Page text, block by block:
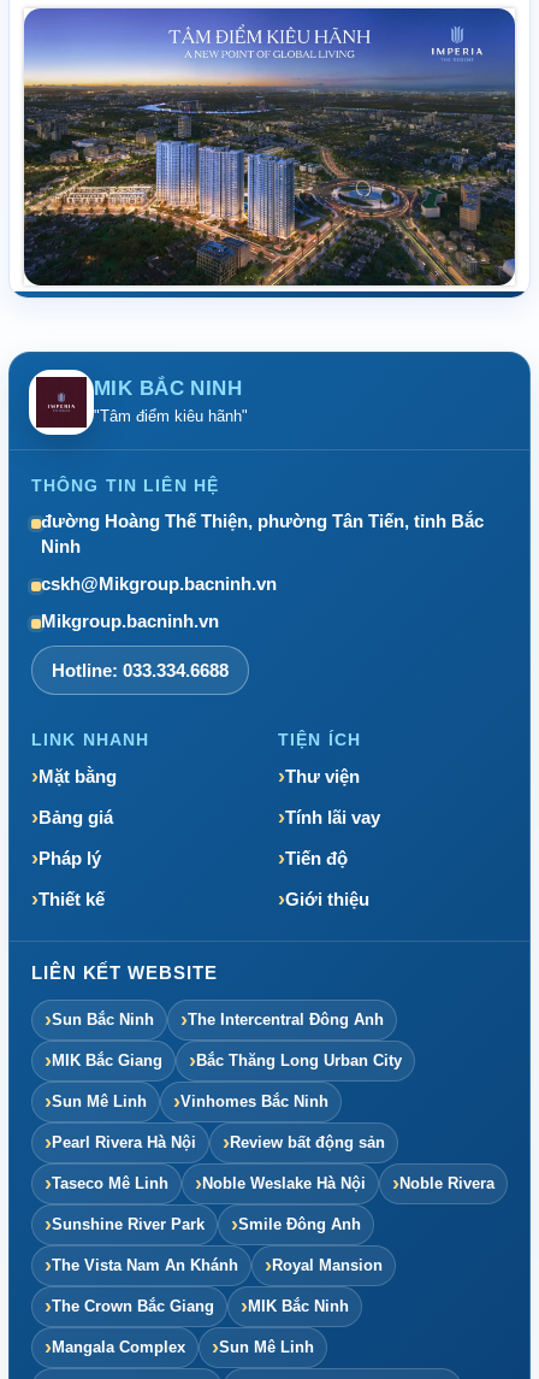
MIK BẮC NINH
"Tâm điểm kiêu hãnh"
THÔNG TIN LIÊN HỆ
đường Hoàng Thế Thiện, phường Tân Tiến, tỉnh Bắc
Ninh
cskh@Mikgroup.bacninh.vn
Mikgroup.bacninh.vn
Hotline: 033.334.6688
LINK NHANH
Mặt bằng
Bảng giá
Pháp lý
Thiết kế
TIỆN ÍCH
Thư viện
Tính lãi vay
Tiến độ
Giới thiệu
LIÊN KẾT WEBSITE
Sun Bắc Ninh The Intercentral Đông Anh
MIK Bắc Giang Bắc Thăng Long Urban City
Sun Mê Linh Vinhomes Bắc Ninh
Pearl Rivera Hà Nội Review bất động sản
Taseco Mê Linh Noble Weslake Hà Nội Noble Rivera
Sunshine River Park Smile Đông Anh
The Vista Nam An Khánh Royal Mansion
The Crown Bắc Giang MIK Bắc Ninh
Mangala Complex Sun Mê Linh